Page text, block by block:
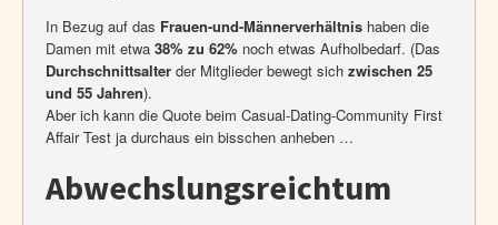
In Bezug auf das Frauen-und-Männerverhältnis haben die
Damen mit etwa 38% zu 62% noch etwas Aufholbedarf. (Das
Durchschnittsalter der Mitglieder bewegt sich zwischen 25
und 55 Jahren).
Aber ich kann die Quote beim Casual-Dating-Community First
Affair Test ja durchaus ein bisschen anheben …
Abwechslungsreichtum